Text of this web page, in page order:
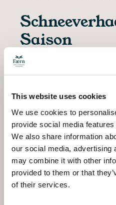
This website uses cookies
We use cookies to
provide social media
We also share information
our social media, advertising
may combine it with other
provided to them or that
of their services.
Saison
Arosa profitiert von einer
nordexponierten Lage, die
ueblicherweise Ende
Betrieb, wobei die besten
meist zwischen Januar und
sind. Die erste
schneereichste der Saison.
Auf knapp 1'800 Metern
Grossteil der Saison guten
ueber 2'500 Metern
schneesichersten im